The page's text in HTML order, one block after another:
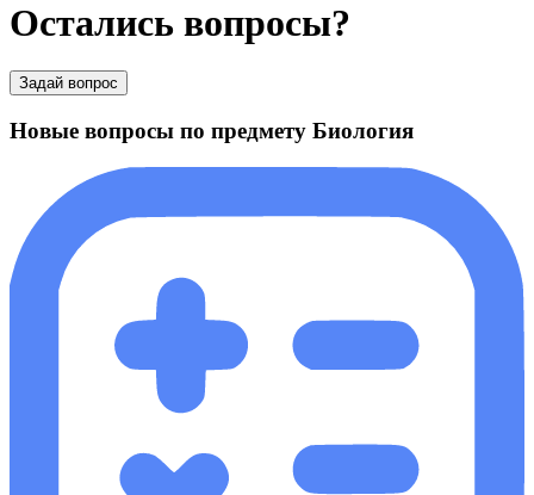
Остались вопросы?
Задай вопрос
Новые вопросы по предмету Биология